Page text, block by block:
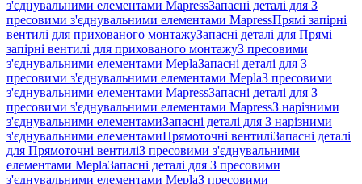
з'єднувальними елементами MapressЗапасні деталі для З
пресовими з'єднувальними елементами MapressПрямі запірні
вентилі для прихованого монтажуЗапасні деталі для Прямі
запірні вентилі для прихованого монтажуЗ пресовими
з'єднувальними елементами MeplaЗапасні деталі для З
пресовими з'єднувальними елементами MeplaЗ пресовими
з'єднувальними елементами MapressЗапасні деталі для З
пресовими з'єднувальними елементами MapressЗ нарізними
з'єднувальними елементамиЗапасні деталі для З нарізними
з'єднувальними елементамиПрямоточні вентиліЗапасні деталі
для Прямоточні вентиліЗ пресовими з'єднувальними
елементами MeplaЗапасні деталі для З пресовими
з'єднувальними елементами MeplaЗ пресовими